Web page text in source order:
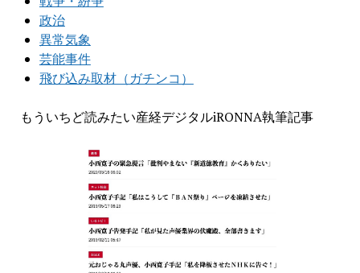
政治
異常気象
芸能事件
飛び込み取材（ガチンコ）
もういちど読みたい産経デジタルiRONNA執筆記事